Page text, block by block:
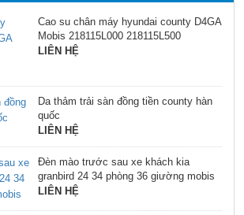
Cao su chân máy hyundai county D4GA
Mobis 218115L000 218115L500
LIÊN HỆ
Da thảm trải sàn đồng tiền county hàn
quốc
LIÊN HỆ
Đèn mào trước sau xe khách kia
granbird 24 34 phòng 36 giường mobis
LIÊN HỆ